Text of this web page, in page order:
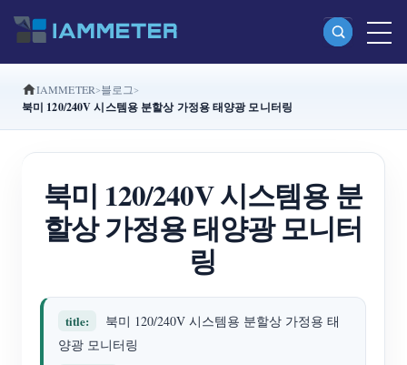
제품
삼상 Wi-Fi 에너지 계량기 (WEM3080T)
삼상 Wi-Fi 에너지 계량기 (WEM3046T)
삼상 Wi-Fi 에너지 계량기 (WEM3050T)
IAMMETER Cloud Pro
IAMMETER 블로그
북미 120/240V 시스템용 분할상 가정용 태양광 모니터링
북미 120/240V 시스템용 분
할상 가정용 태양광 모니터
링
title:
북미 120/240V 시스템용 분할상 가정용 태
양광 모니터링